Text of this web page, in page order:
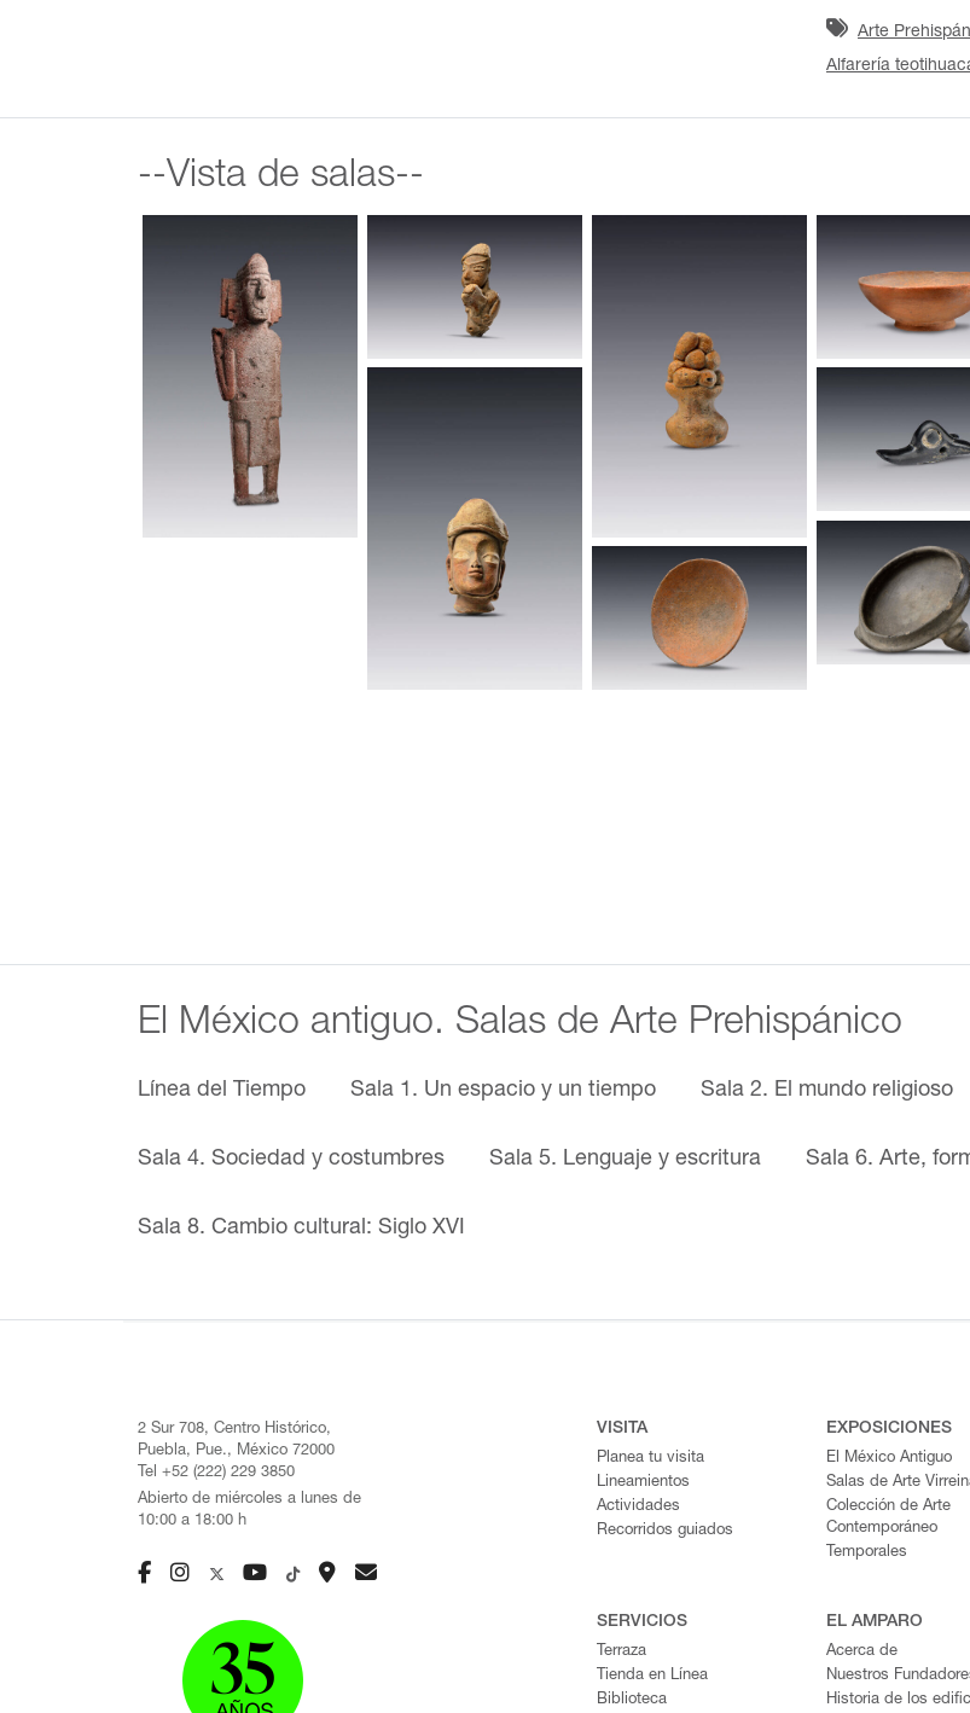
Arte
Alfarería
--Vista de salas--
El México antiguo. Salas de Arte Prehispánico
Línea del Tiempo Sala 1. Un espacio y un tiempo Sala 2. El mundo religioso
Sala 4. Sociedad y costumbres Sala 5. Lenguaje y escritura Sala 6. Arte,
Sala 8. Cambio cultural: Siglo XVI
2 Sur 708, Centro Histórico,
Puebla, Pue., México 72000
Tel +52 (222) 229 3850
Abierto de miércoles a lunes de
10:00 a 18:00 h
VISITA
Planea tu visita
Lineamientos
Actividades
Recorridos guiados
EXPOSICIONES
El México Antiguo
Salas de Arte
Colección de Arte
Contemporáneo
Temporales
SERVICIOS
Terraza
Tienda en Línea
Biblioteca
EL AMPARO
Acerca de
Nuestros
Historia de los